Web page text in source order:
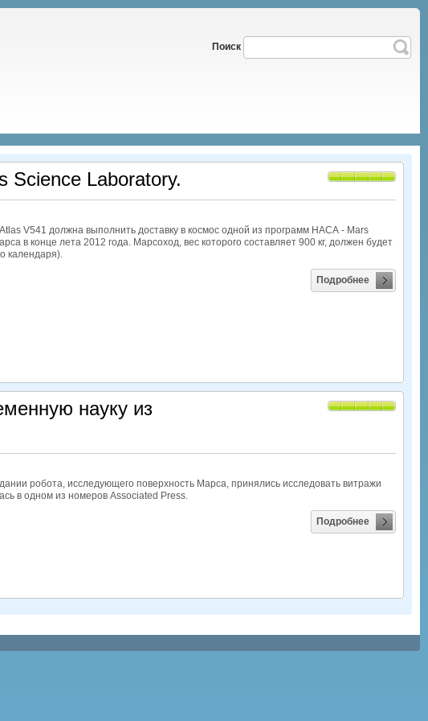
Поиск
Science Laboratory.
V541 должна выполнить доставку в космос одной из программ НАСА - Mars
в конце лета 2012 года. Марсоход, вес которого составляет 900 кг, должен будет
календаря).
Подробнее
науку из
робота, исследующего поверхность Марса, принялись исследовать витражи
в одном из номеров Associated Press.
Подробнее